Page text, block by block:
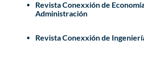
Revista Conexxión de
Administración
Revista Conexxión de